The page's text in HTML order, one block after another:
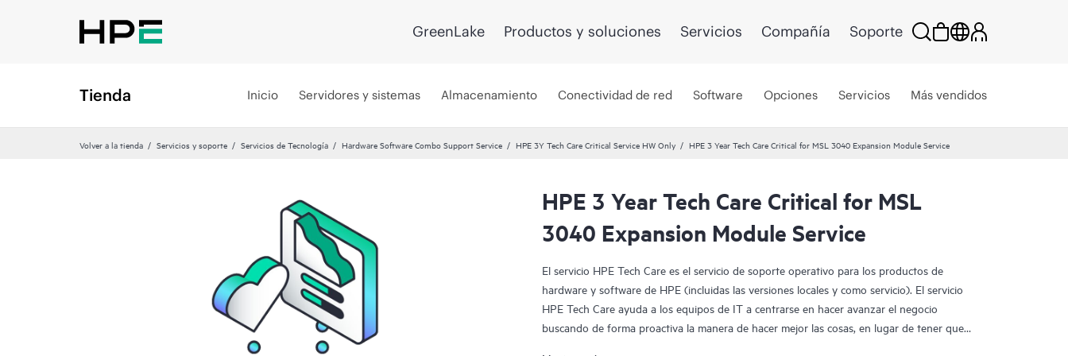
GreenLake Productos y soluciones Servicios Compañía Soporte
Tienda Inicio Servidores y sistemas Almacenamiento Conectividad de red Software Opciones Servicios Más vendidos
Volver a la tienda Servicios y soporte Servicios de Tecnología Hardware Software Combo Support Service HPE 3Y Tech Care Critical Service HW Only HPE 3 Year Tech Care Critical for MSL 3040 Expansion Module Service
HPE 3 Year Tech Care Critical for MSL
3040 Expansion Module Service
El servicio HPE Tech Care es el servicio de soporte operativo para los productos de
hardware y software de HPE (incluidas las versiones locales y como servicio). El servicio
HPE Tech Care ayuda a los equipos de IT a centrarse en hacer avanzar el negocio
buscando de forma proactiva la manera de hacer mejor las cosas, en lugar de tener que